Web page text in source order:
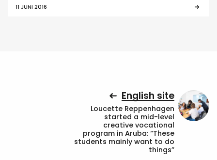
11 JUNI 2016
English site
Loucette Reppenhagen
started a mid-level
creative vocational
program in Aruba: “These
students mainly want to do
things”